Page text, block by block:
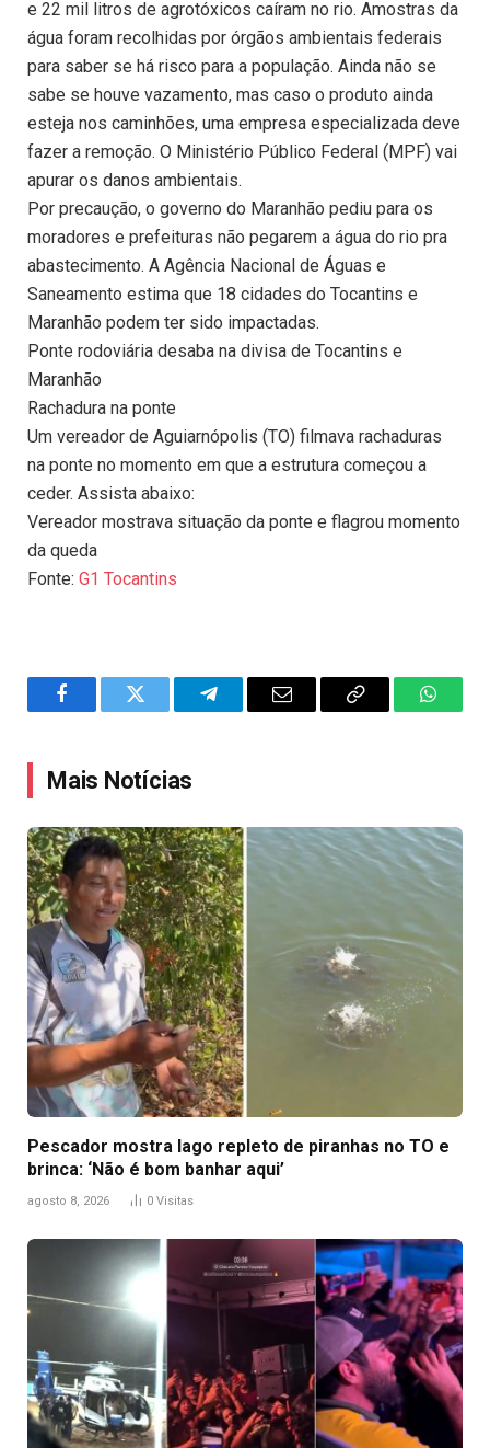
e 22 mil litros de agrotóxicos caíram no rio. Amostras da
água foram recolhidas por órgãos ambientais federais
para saber se há risco para a população. Ainda não se
sabe se houve vazamento, mas caso o produto ainda
esteja nos caminhões, uma empresa especializada deve
fazer a remoção. O Ministério Público Federal (MPF) vai
apurar os danos ambientais.
Por precaução, o governo do Maranhão pediu para os
moradores e prefeituras não pegarem a água do rio pra
abastecimento. A Agência Nacional de Águas e
Saneamento estima que 18 cidades do Tocantins e
Maranhão podem ter sido impactadas.
Ponte rodoviária desaba na divisa de Tocantins e
Maranhão
Rachadura na ponte
Um vereador de Aguiarnópolis (TO) filmava rachaduras
na ponte no momento em que a estrutura começou a
ceder. Assista abaixo:
Vereador mostrava situação da ponte e flagrou momento
da queda
Fonte: G1 Tocantins
FacebookTwitter TelegramEmail
Copy
Mais Notícias
Pescador mostra lago repleto de piranhas no TO e
brinca: ‘Não é bom banhar aqui’
agosto 8, 2026 0 Visitas